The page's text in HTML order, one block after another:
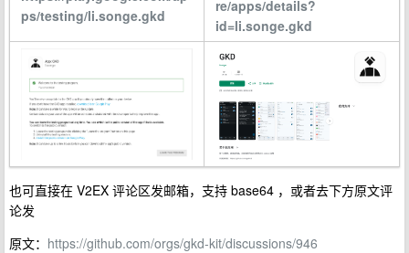
ps/testing/li.songe.gkd
re/apps/details?
id=li.songe.gkd
也可直接在 V2EX 评论区发邮箱，支持 base64 ，或者去下方原文评
论发
原文： https://github.com/orgs/gkd-kit/discussions/946